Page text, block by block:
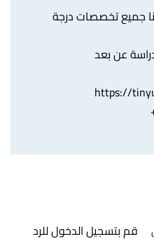
جميع تخصصات درجة
عن بعد
https://
قم بتسجيل الدخول للرد